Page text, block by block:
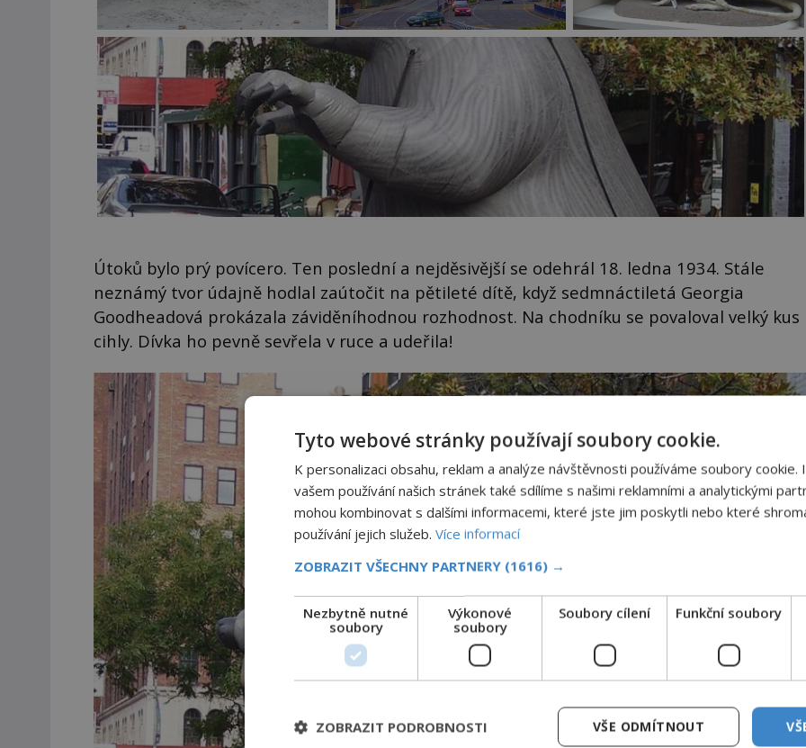
Útoků bylo prý povícero. Ten poslední a nejděsivější se odehrál 18. ledna 1934. Stále
neznámý tvor údajně hodlal zaútočit na pětileté dítě, když sedmnáctiletá Georgia
Goodheadová prokázala záviděníhodnou rozhodnost. Na chodníku se povaloval velký kus
cihly. Dívka ho pevně sevřela v ruce a udeřila!
Tyto webové stránky používají soubory cookie.
K personalizaci obsahu, reklam a analýze návštěvnosti používáme soubory cookie.
vašem používání našich stránek také sdílíme s našimi reklamními a analytickými
mohou kombinovat s dalšími informacemi, které jste jim poskytli nebo které
používání jejich služeb. Více informací
ZOBRAZIT VŠECHNY PARTNERY (1616) →
Nezbytně nutné
soubory
Výkonové
soubory
Soubory cílení Funkční soubory
VŠE ODMÍTNOUT
ZOBRAZIT PODROBNOSTI